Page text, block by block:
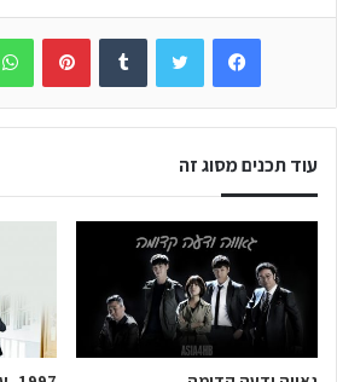
Facebook
עוד תכנים מסוג זה